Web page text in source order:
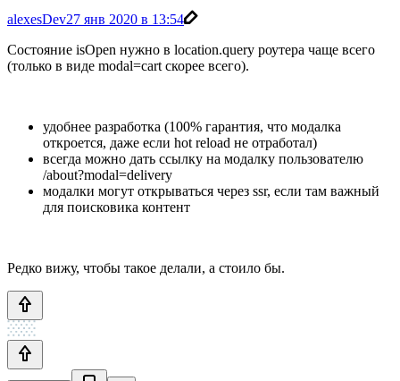
alexesDev27 янв 2020 в 13:54
Состояние isOpen нужно в location.query роутера чаще всего
(только в виде modal=cart скорее всего).
удобнее разработка (100% гарантия, что модалка
откроется, даже если hot reload не отработал)
всегда можно дать ссылку на модалку пользователю
/about?modal=delivery
модалки могут открываться через ssr, если там важный
для поисковика контент
Редко вижу, чтобы такое делали, а стоило бы.